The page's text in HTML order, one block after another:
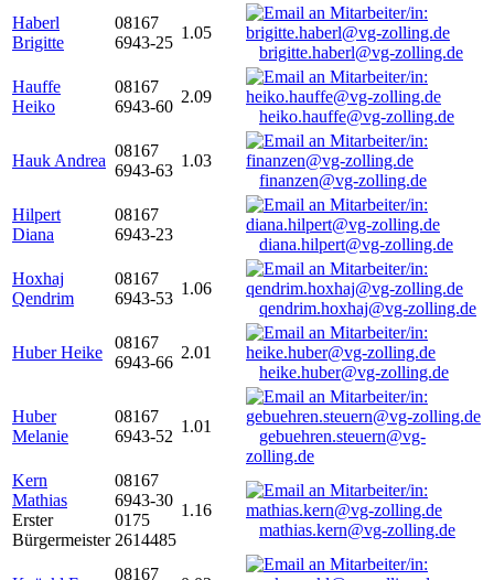
Haberl
Brigitte
08167
6943-25
1.05
brigitte.haberl@vg-zolling.de
Hauffe
Heiko
08167
6943-60
2.09
heiko.hauffe@vg-zolling.de
Hauk Andrea
08167
6943-63
1.03
finanzen@vg-zolling.de
Hilpert
Diana
08167
6943-23
diana.hilpert@vg-zolling.de
Hoxhaj
Qendrim
08167
6943-53
1.06
qendrim.hoxhaj@vg-zolling.de
Huber Heike
08167
6943-66
2.01
heike.huber@vg-zolling.de
Huber
Melanie
08167
6943-52
1.01
gebuehren.steuern@vg-
zolling.de
Kern
Mathias
Erster
Bürgermeister
08167
6943-30
0175
2614485
1.16
mathias.kern@vg-zolling.de
08167